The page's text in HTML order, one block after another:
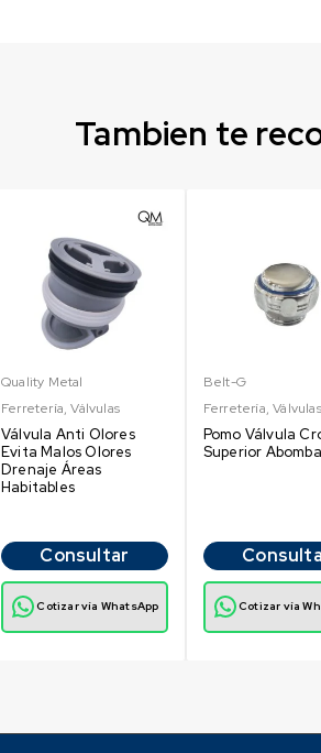
Tambien te
Quality Metal
Ferretería,Válvulas
Válvula Anti Olores
Evita Malos Olores
Drenaje Áreas
Habitables
Consultar
Cotizar vía WhatsApp
Belt-G
Ferretería,Válvulas
Pomo Válvula
Superior
Cotizar vía